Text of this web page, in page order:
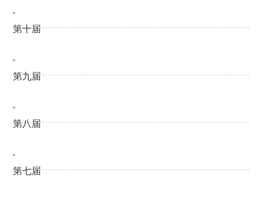
第十届
第九届
第八届
第七届